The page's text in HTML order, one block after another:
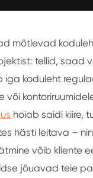
mõtlevad
tellid, saad
iga koduleht
või
hoiab saidi kiire,
hästi leitava –
võib kliente
jõuavad teie